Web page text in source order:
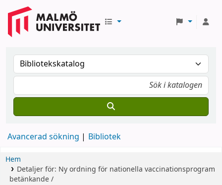
Avancerad sökning Bibliotek
Hem
Detaljer för: Ny ordning för nationella vaccinationsprogram
betänkande /